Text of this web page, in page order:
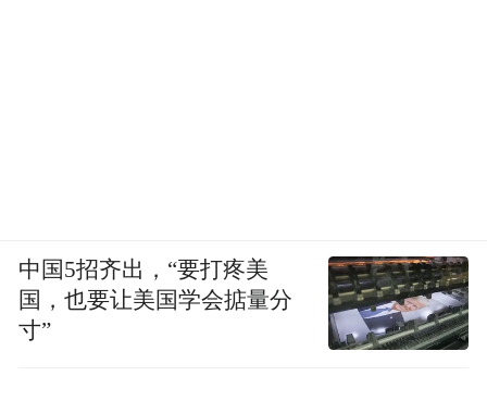
中国5招齐出，“要打疼美
国，也要让美国学会掂量分
寸”